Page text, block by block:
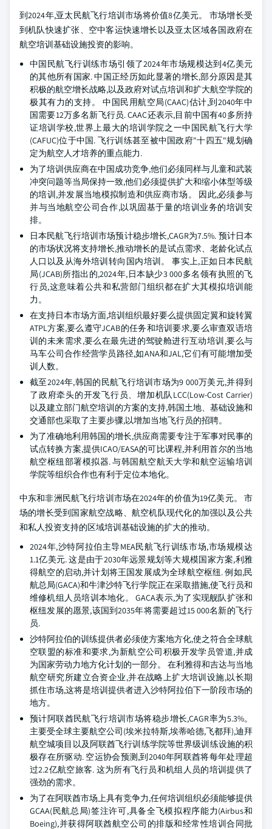
到2024年,亚太民航飞行培训市场将价值8亿美元。 市场增长受
到机队快速扩张、空中客运快速增长以及亚太区域各国政府在
航空培训基础设施投资的影响。
中国民航飞行训练市场引领了2024年市场规模达到4亿美元
的其他所有国家. 中国正经历如此显著的增长,部分原因是其
积极的航空增长战略,以及政府对试点培训和扩大航空学院的
极其有力的支持。 中国民用航空局(CAAC)估计,到2040年中
国需要12万多名新飞行员. CAAC还表示,目前中国有40多所持
证培训学校,世界上最大的培训学院之一中国民航飞行大学
(CAFUC)位于中国. 飞行训练甚至被中国政府"十四五"规划确
定为航空人才培养的重点能力.
为了培训供应商在中国成功竞争,他们必须同样与儿童和武装
冲突问题等当局保持一致,他们必须提供扩大和缩小体型等级
的培训,并发展当地模拟制造和供应商市场。 因此,必须参与
并与当地航空公司合作,以巩固基于量的培训业务的培训安
排。
日本民航飞行培训市场预计稳步增长,CAGR为7.5%. 预计日本
的市场状况将支持增长,推动增长的是试点需求、老龄化试点
人口以及从海外培训转向国内培训。 事实上,正如日本民航
局(JCAB)所指出的,2024年,日本缺少3 000多名领有执照的飞
行员,这意味着公共和私营部门组织都在扩大其模拟培训能
力。
在支持日本市场方面,培训组织最好要么提供固定翼和旋转翼
ATPL方案,要么遵守JCAB的任务和培训要求,要么审查双语培
训的未来需求,要么在最先进的驾驶舱进行互动培训,要么与
马车公司合作经营学员路径,如ANA和JAL,它们有可能增加受
训人数。
截至2024年,韩国的民航飞行培训市场为9 000万美元,并得到
了政府牵头的开发飞行员、增加机队LCC(Low-Cost Carrier)
以及建立部门航空培训的方案的支持,韩国土地、基础设施和
交通部也采取了主要步骤,以增加当地飞行员的招聘。
为了准确地利用韩国的增长,供应商需要专注于军事对民事的
试点转换方案,提供ICAO/EASA的可比课程,并利用首尔的当地
航空枢纽部署模拟器. 与韩国航空航天大学和航空运输培训
学院等组织合作也有利于定位本地化。
中东和非洲民航飞行培训市场在2024年的价值为19亿美元。 市
场的增长受到国家航空战略、航空机队现代化的加强以及公共
和私人投资支持的区域培训基础设施的扩大的推动。
2024年,沙特阿拉伯主导MEA民航飞行训练市场,市场规模达
1.1亿美元. 这是由于2030年远景规划等大规模国家方案,利雅
得航空的启动,并计划将王国发展成为全球航空枢纽. 例如,民
航总局(GACA)和牛津沙特飞行学院正在采取措施,使飞行员和
维修机组人员培训本地化。 GACA表示,为了实现舰队扩张和
枢纽发展的愿景,该国到2035年将需要超过15 000名新的飞行
员.
沙特阿拉伯的训练提供者必须使方案地方化,使之符合全球航
空联盟的标准和要求,为新航空公司积极开发学员管道,并成
为国家劳动力地方化计划的一部分。 在利雅得和吉达与当地
航空研究所建立合资企业,并在战略上扩大培训设施,以长期
抓住市场,这将是培训提供者进入沙特阿拉伯下一阶段市场的
地方。
预计阿联酋民航飞行培训市场将稳步增长,CAGR率为5.3%。
主要受全球主要航空公司(埃米拉特斯,埃蒂哈德,飞都拜),迪拜
航空城项目以及阿联酋飞行训练学院等世界级训练设施的积
极存在所驱动. 空运协会预测,到2040年阿联酋将每年处理超
过2.2亿航空旅客. 这为所有飞行员和机组人员的培训提供了
强劲的需求。
为了在阿联酋市场上具有竞争力,任何培训组织必须能够提供
GCAA(民航总局)签注许可,具备全飞模拟程序能力(Airbus和
Boeing),并获得阿联酋航空公司的排版和经常性培训合同批